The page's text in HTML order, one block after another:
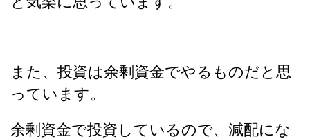
また、投資は余剰資金でやるものだと思
っています。
余剰資金で投資しているので、減配にな